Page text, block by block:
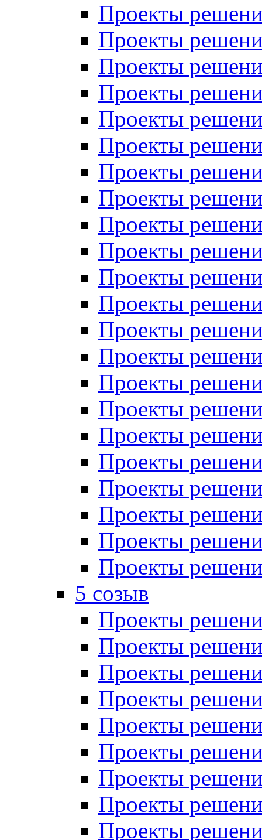
Проекты
Проекты
Проекты
Проекты
Проекты
Проекты
Проекты
Проекты
Проекты
Проекты
Проекты
Проекты
Проекты
Проекты
Проекты
Проекты
Проекты
Проекты
Проекты
Проекты
Проекты
Проекты
5 созыв
Проекты
Проекты
Проекты
Проекты
Проекты
Проекты
Проекты
Проекты
Проекты